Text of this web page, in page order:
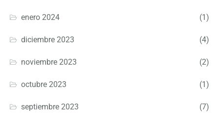
enero 2024 (1)
diciembre 2023 (4)
noviembre 2023 (2)
octubre 2023 (1)
septiembre 2023 (7)